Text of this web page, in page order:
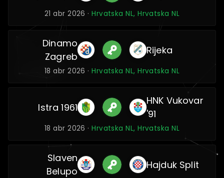
21 abr 2026 ·Hrvatska NL, Hrvatska NL
Dinamo
Zagreb
Rijeka
18 abr 2026 ·Hrvatska NL, Hrvatska NL
Istra 1961
HNK Vukovar
'91
18 abr 2026 ·Hrvatska NL, Hrvatska NL
Slaven
Belupo
Hajduk Split